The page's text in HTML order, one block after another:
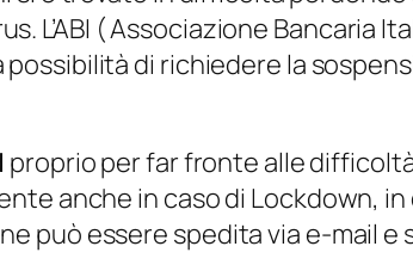
L’ABI ( Associazione Bancaria
di richiedere la
proprio per far fronte alle
anche in caso di Lockdown,
può essere spedita via e-mail e